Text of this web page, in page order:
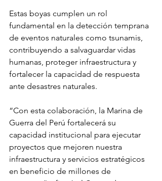
Estas boyas cumplen un rol
fundamental en la detección temprana
de eventos naturales como tsunamis,
contribuyendo a salvaguardar vidas
humanas, proteger infraestructura y
fortalecer la capacidad de respuesta
ante desastres naturales.
“Con esta colaboración, la Marina de
Guerra del Perú fortalecerá su
capacidad institucional para ejecutar
proyectos que mejoren nuestra
infraestructura y servicios estratégicos
en beneficio de millones de